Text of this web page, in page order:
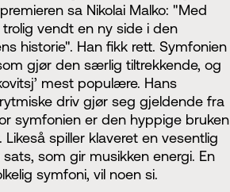
sa Nikolai Malko: "Med
vendt en ny side i den
historie". Han fikk rett. Symfonien
gjør den særlig tiltrekkende, og
mest populære. Hans
driv gjør seg gjeldende fra
symfonien er den hyppige bruken
spiller klaveret en vesentlig
som gir musikken energi. En
symfoni, vil noen si.